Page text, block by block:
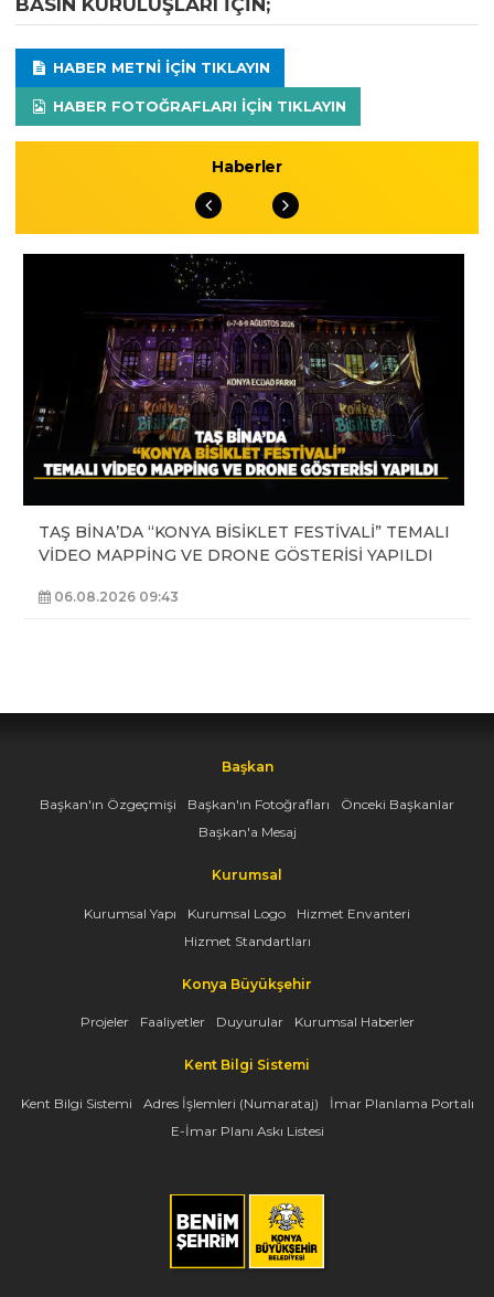
BASIN KURULUŞLARI IÇIN;
HABER METNI IÇIN TIKLAYIN
HABER FOTOĞRAFLARI IÇIN TIKLAYIN
Haberler
TAŞ BİNA’DA “KONYA BİSİKLET FESTİVALİ” TEMALI
VİDEO MAPPİNG VE DRONE GÖSTERİSİ YAPILDI
06.08.2026 09:43
Başkan
Başkan'ın Özgeçmişi Başkan'ın Fotoğrafları
Önceki Başkanlar
Başkan'a Mesaj
Kurumsal
Kurumsal Yapı Kurumsal Logo
Hizmet Envanteri
Hizmet Standartları
Konya Büyükşehir
Projeler Faaliyetler Duyurular Kurumsal Haberler
Kent Bilgi Sistemi
Kent Bilgi Sistemi Adres İşlemleri (Numarataj)
İmar Planlama Portalı
E-İmar Planı Askı Listesi